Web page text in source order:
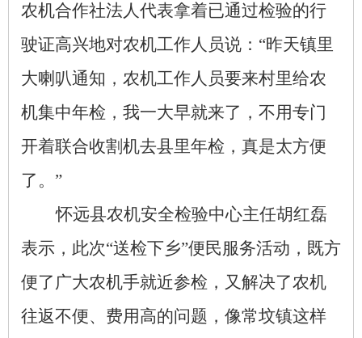
农机合作社法人代表拿着已通过检验的行
驶证高兴地对农机工作人员说： “昨天镇里
大喇叭通知，农机工作人员要来村里给农
机集中年检，我一大早就来了，不用专门
开着联合收割机去县里年检，真是太方便
了。 ”
怀远县农机安全检验中心主任胡红磊
表示，此次“送检下乡”便民服务活动，既方
便了广大农机手就近参检，又解决了农机
往返不便、费用高的问题，像常坟镇这样